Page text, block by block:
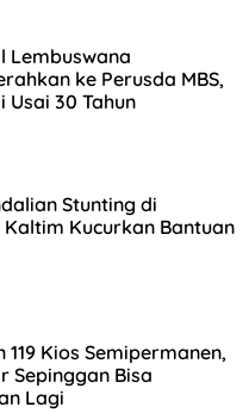
Lembuswana
ke Perusda MBS,
Usai 30 Tahun
Stunting di
Kaltim Kucurkan Bantuan
Kios Semipermanen,
Sepinggan Bisa
Lagi